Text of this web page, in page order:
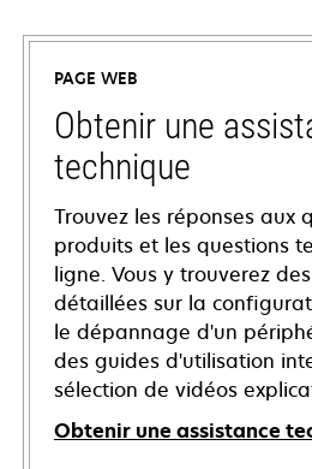
PAGE WEB
Obtenir une
technique
Trouvez les réponses aux
produits et les questions
ligne. Vous y trouverez
détaillées sur la
le dépannage d'un
des guides d'utilisation
sélection de vidéos
Obtenir une assistance